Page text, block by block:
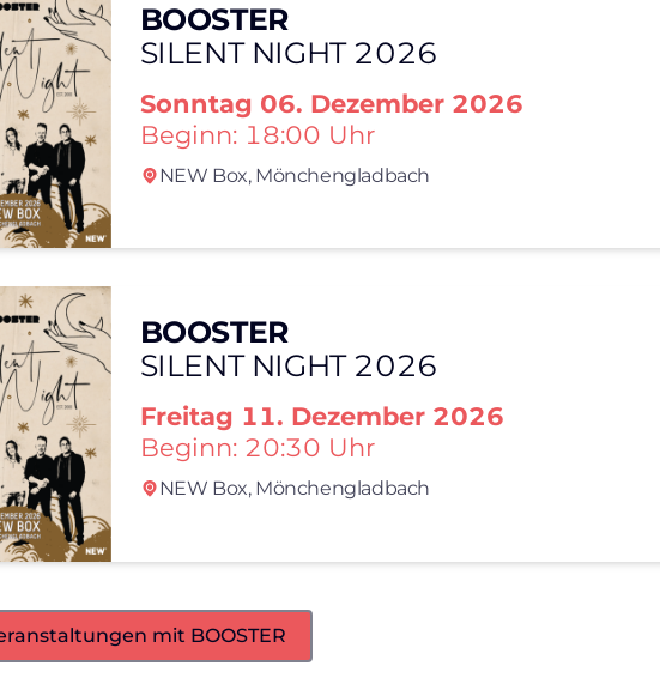
BOOSTER
SILENT NIGHT 2026
Sonntag 06. Dezember 2026
Beginn: 18:00 Uhr
NEW Box, Mönchengladbach
BOOSTER
SILENT NIGHT 2026
Freitag 11. Dezember 2026
Beginn: 20:30 Uhr
NEW Box, Mönchengladbach
mit BOOSTER